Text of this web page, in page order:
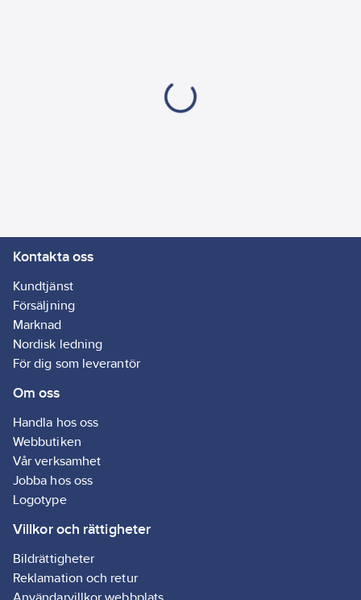
Kontakta oss
Kundtjänst
Försäljning
Marknad
Nordisk ledning
För dig som leverantör
Om oss
Handla hos oss
Webbutiken
Vår verksamhet
Jobba hos oss
Logotype
Villkor och rättigheter
Bildrättigheter
Reklamation och retur